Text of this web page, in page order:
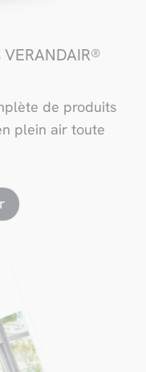
de produits
plein air toute